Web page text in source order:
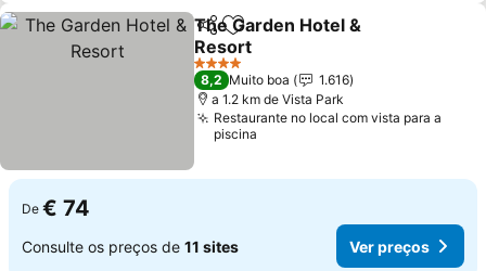
PartilharAdicionar aos favoritos
The Garden Hotel &
Resort
4 Estrelas
8,2 Muito boa
1.616
a 1.2 km de Vista Park
Restaurante no local com vista para a
piscina
De € 74
Consulte os preços de 11 sites Ver preços